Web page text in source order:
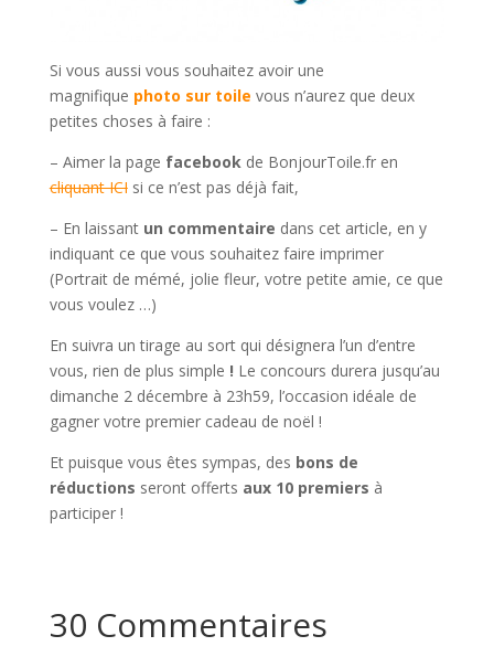
Si vous aussi vous souhaitez avoir une
magnifique photo sur toile vous n’aurez que deux
petites choses à faire :
– Aimer la page facebookde BonjourToile.fr en
cliquant ICIsi ce n’est pas déjà fait,
– En laissant un commentaire dans cet article, en y
indiquant ce que vous souhaitez faire imprimer
(Portrait de mémé, jolie fleur, votre petite amie, ce que
vous voulez …)
En suivra un tirage au sort qui désignera l’un d’entre
vous, rien de plus simple ! Le concours durera jusqu’au
dimanche 2 décembre à 23h59, l’occasion idéale de
gagner votre premier cadeau de noël !
Et puisque vous êtes sympas, des bons de
réductions seront offerts aux 10 premiers à
participer !
30 Commentaires